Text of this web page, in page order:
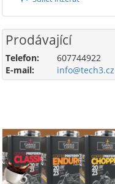
Prodávající
Telefon:
607744922
E-mail:
info@tech3.cz